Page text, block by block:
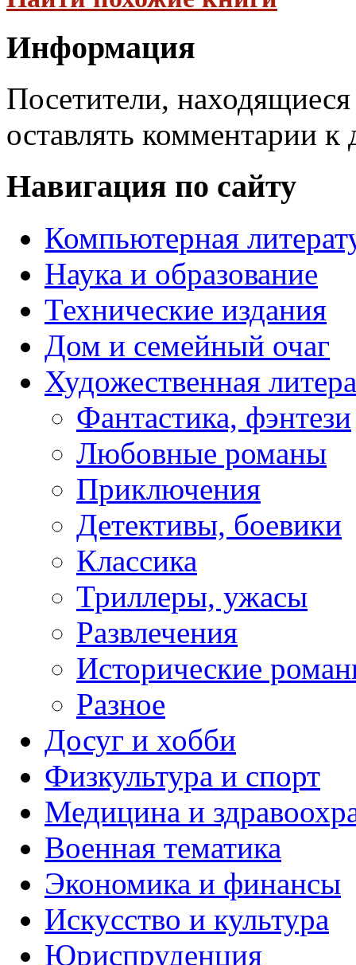
Информация
Посетители,
оставлять комментарии к
Навигация по сайту
Компьютерная
Наука и образование
Технические издания
Дом и семейный очаг
Художественная
Фантастика, фэнтези
Любовные романы
Приключения
Детективы, боевики
Классика
Триллеры, ужасы
Развлечения
Исторические
Разное
Досуг и хобби
Физкультура и спорт
Медицина и
Военная тематика
Экономика и финансы
Искусство и культура
Юриспруденция